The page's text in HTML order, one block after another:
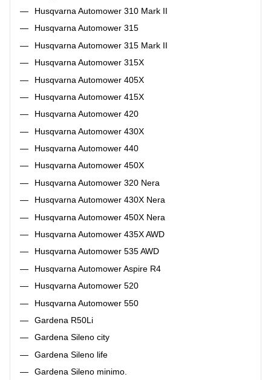
Husqvarna Automower 310 Mark II
Husqvarna Automower 315
Husqvarna Automower 315 Mark II
Husqvarna Automower 315X
Husqvarna Automower 405X
Husqvarna Automower 415X
Husqvarna Automower 420
Husqvarna Automower 430X
Husqvarna Automower 440
Husqvarna Automower 450X
Husqvarna Automower 320 Nera
Husqvarna Automower 430X Nera
Husqvarna Automower 450X Nera
Husqvarna Automower 435X AWD
Husqvarna Automower 535 AWD
Husqvarna Automower Aspire R4
Husqvarna Automower 520
Husqvarna Automower 550
Gardena R50Li
Gardena Sileno city
Gardena Sileno life
Gardena Sileno minimo.